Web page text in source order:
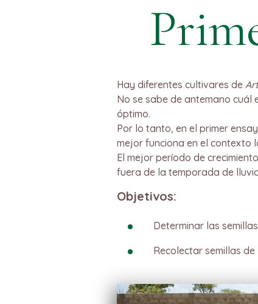
Hay diferentes cultivares de
No se sabe de antemano
óptimo.
Por lo tanto, en el primer
mejor funciona en el contexto
El mejor período de
fuera de la temporada de
Objetivos:
Determinar las
Recolectar semillas